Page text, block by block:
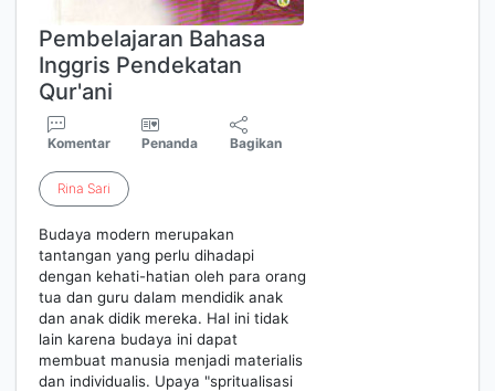
Pembelajaran Bahasa
Inggris Pendekatan
Qur'ani
Komentar Penanda Bagikan
Rina Sari
Budaya modern merupakan
tantangan yang perlu dihadapi
dengan kehati-hatian oleh para orang
tua dan guru dalam mendidik anak
dan anak didik mereka. Hal ini tidak
lain karena budaya ini dapat
membuat manusia menjadi materialis
dan individualis. Upaya "spritualisasi